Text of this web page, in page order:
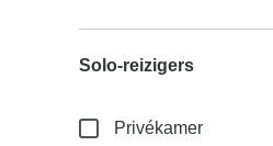
Solo-reizigers
Privékamer